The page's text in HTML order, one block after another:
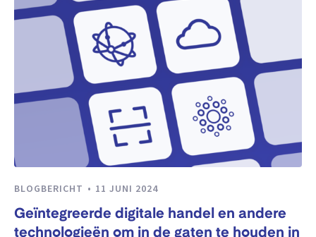
BLOGBERICHT 11 JUNI 2024
Geïntegreerde digitale handel en andere
technologieën om in de gaten te houden in